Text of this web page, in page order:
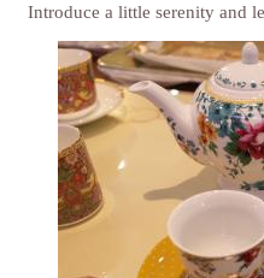
Introduce a little serenity and